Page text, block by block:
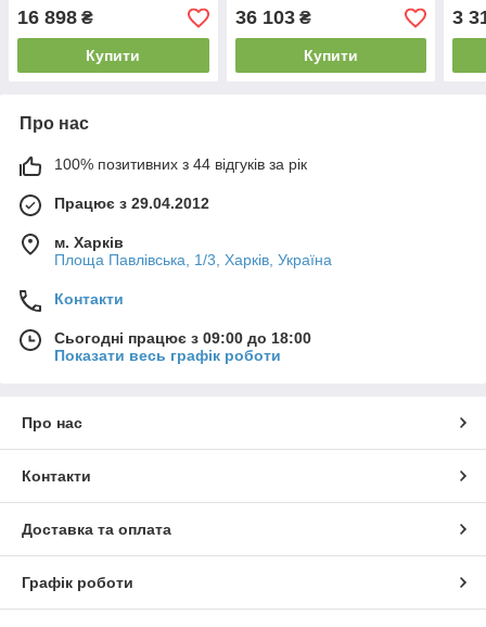
16 898 ₴
Купити
36 103₴
Купити
3
Про нас
100% позитивних з 44 відгуків за рік
Працює з 29.04.2012
м. Харків
Площа Павлівська, 1/3, Харків, Україна
Контакти
Сьогодні працює з 09:00 до 18:00
Показати весь графік роботи
Про нас
Контакти
Доставка та оплата
Графік роботи